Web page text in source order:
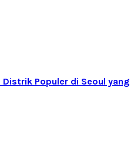
Populer di Seoul yang